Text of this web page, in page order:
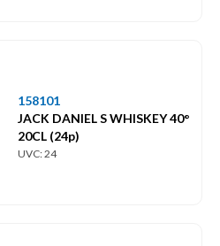
158101
JACK DANIEL S WHISKEY 40°
20CL (24p)
UVC: 24